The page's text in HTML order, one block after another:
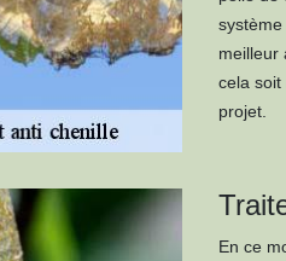
meilleur
cela soit
projet.
En ce